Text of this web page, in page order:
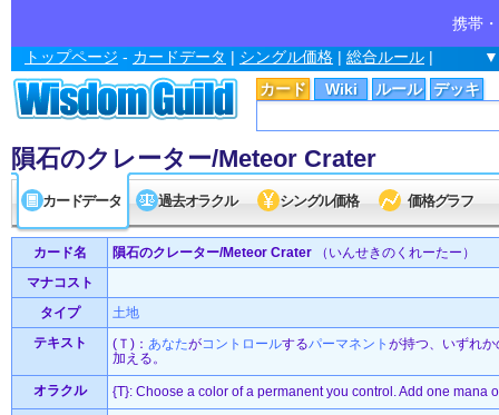
携帯
カード Wiki ルール デッキ
トップページ - カードデータ | シングル価格 | 総合ルール |
隕石のクレーター/Meteor Crater
カードデータ 過去オラクル シングル価格 価格グラフ
カード名 隕石のクレーター/Meteor Crater （いんせきのくれーたー）
マナコスト
タイプ
土地
テキスト
(Ｔ)： あなたがコントロールするパーマネント が持つ、いずれか
加える。
オラクル {T}: Choose a color of a permanent you control. Add one mana